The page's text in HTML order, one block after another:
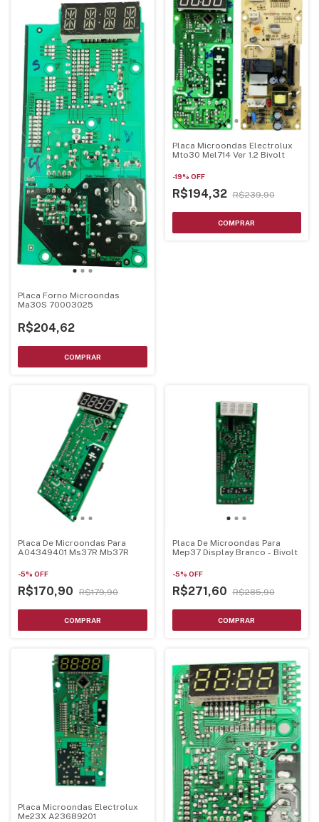
Placa Forno Microondas
Ma30S 70003025
R$204,62
Placa Microondas Electrolux
Mto30 Mel714 Ver 1.2 Bivolt
-19% OFF
R$194,32 R$239,90
Placa De Microondas Para
A04349401 Ms37R Mb37R
-5% OFF
R$170,90 R$179,90
Placa De Microondas Para
Mep37 Display Branco - Bivolt
-5% OFF
R$271,60 R$285,90
Placa Microondas Electrolux
Me23X A23689201